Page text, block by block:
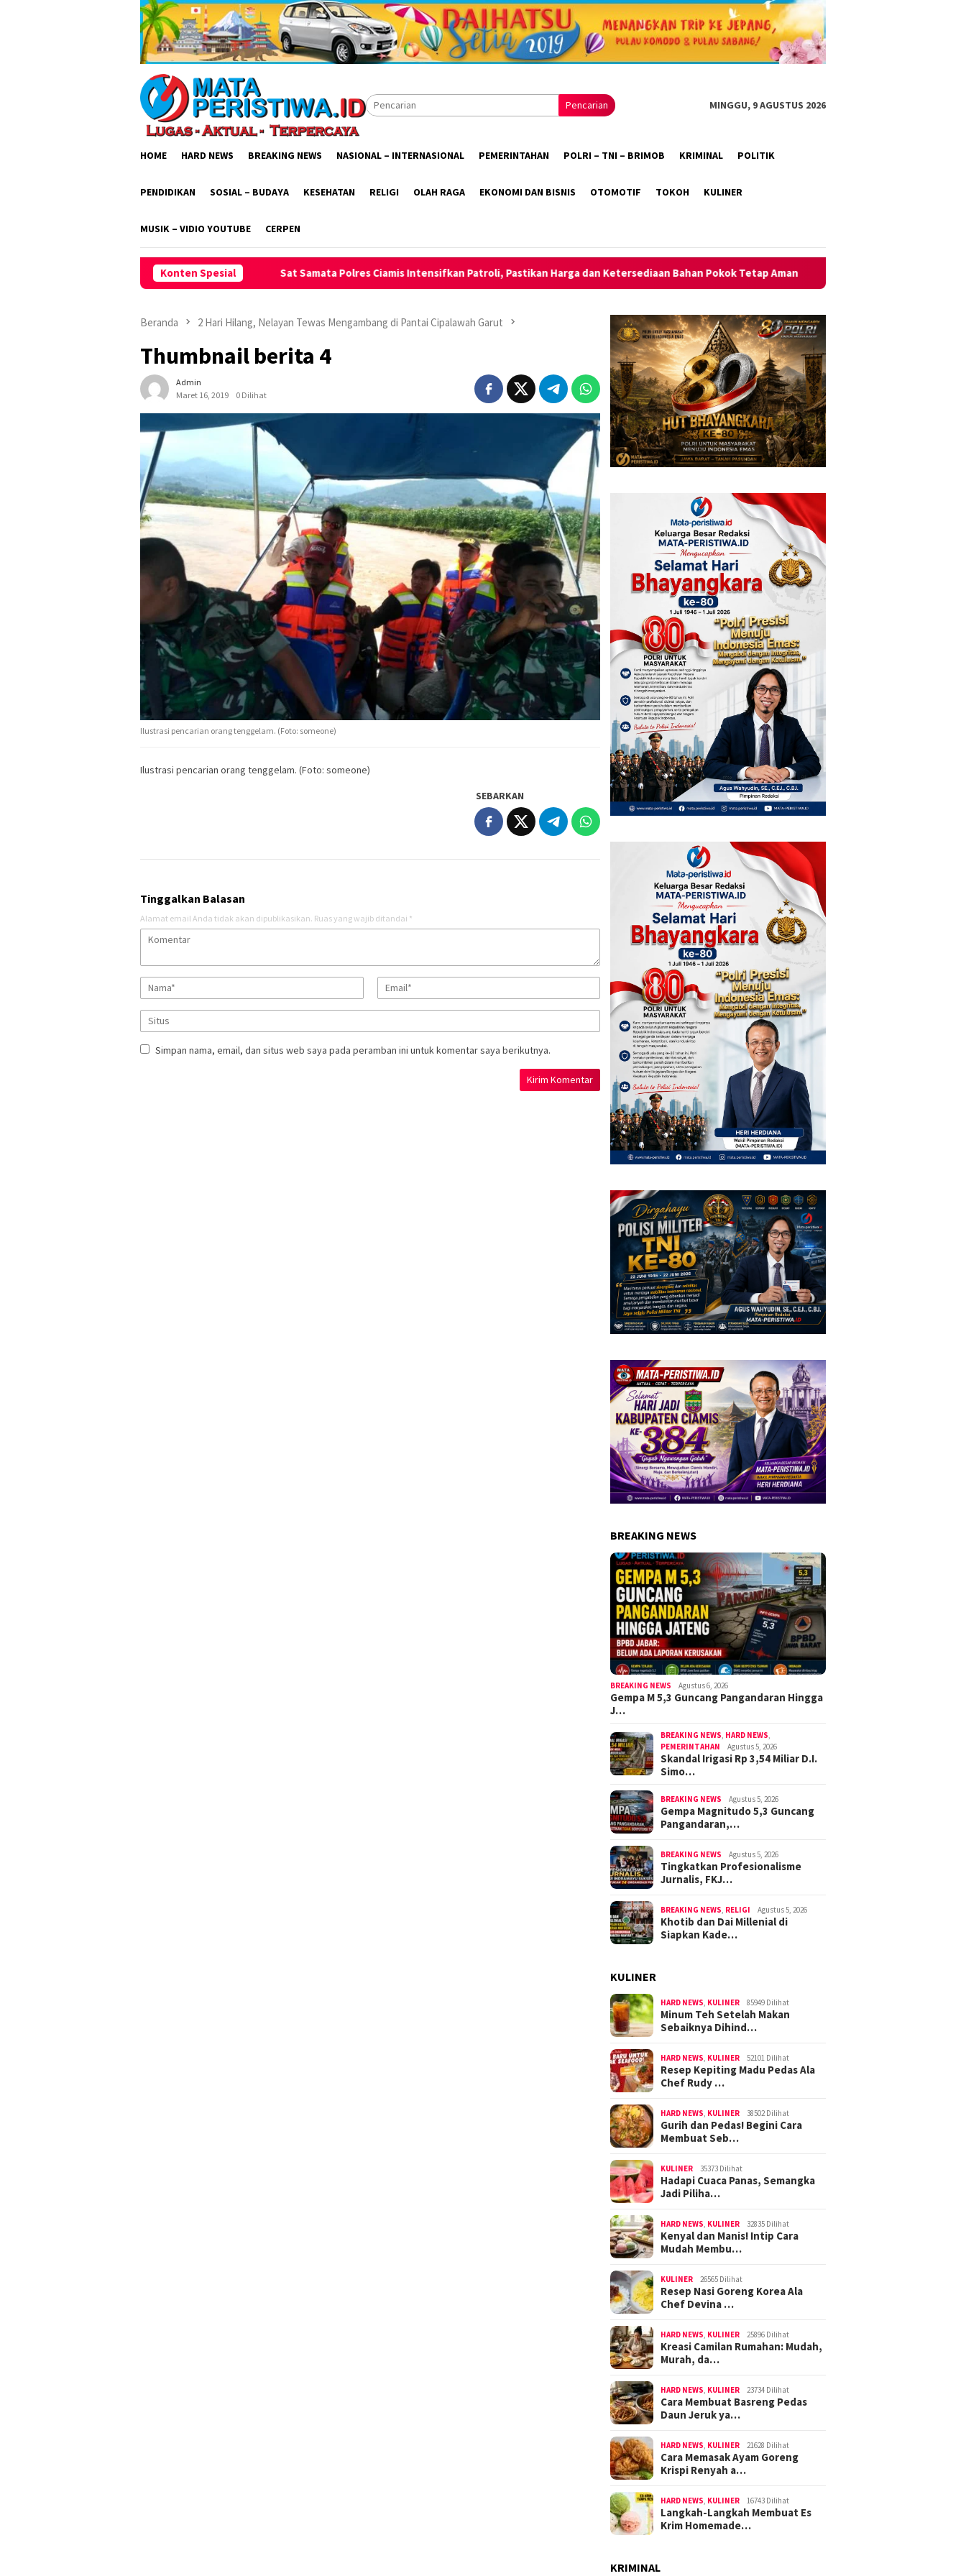
Pencarian MINGGU, 9 AGUSTUS 2026
HOME HARD NEWS BREAKING NEWS NASIONAL – INTERNASIONAL PEMERINTAHAN POLRI – TNI – BRIMOB KRIMINAL POLITIK
PENDIDIKAN SOSIAL – BUDAYA KESEHATAN RELIGI OLAH RAGA EKONOMI DAN BISNIS OTOMOTIF TOKOH KULINER
MUSIK – VIDIO YOUTUBE CERPEN
Konten Spesial
Sat Samata Polres Ciamis Intensifkan Patroli, Pastikan Harga dan Ketersediaan Bahan Pokok Tetap Aman Polsek Kawali Pastikan Jalan Sehat HUT RI ke-81 di
Beranda 2 Hari Hilang, Nelayan Tewas Mengambang di Pantai Cipalawah Garut
Thumbnail berita 4
Admin
Maret 16, 2019
0 Dilihat
Ilustrasi pencarian orang tenggelam. (Foto: someone)
Ilustrasi pencarian orang tenggelam. (Foto: someone)
SEBARKAN
Tinggalkan Balasan
Alamat email Anda tidak akan dipublikasikan. Ruas yang wajib ditandai *
Simpan nama, email, dan situs web saya pada peramban ini untuk komentar saya berikutnya.
BREAKING NEWS
BREAKING NEWS Agustus 6, 2026
Gempa M 5,3 Guncang Pangandaran Hingga
J…
BREAKING NEWS HARD NEWS
PEMERINTAHAN
Agustus 5, 2026
Skandal Irigasi Rp 3,54 Miliar D.I.
Simo…
BREAKING NEWS Agustus 5, 2026
Gempa Magnitudo 5,3 Guncang
Pangandaran,…
BREAKING NEWS Agustus 5, 2026
Tingkatkan Profesionalisme
Jurnalis, FKJ…
BREAKING NEWS RELIGI Agustus 5, 2026
Khotib dan Dai Millenial di
Siapkan Kade…
KULINER
HARD NEWS KULINER 85949 Dilihat
Minum Teh Setelah Makan
Sebaiknya Dihind…
HARD NEWS KULINER 52101 Dilihat
Resep Kepiting Madu Pedas Ala
Chef Rudy …
HARD NEWS KULINER 38502 Dilihat
Gurih dan Pedas! Begini Cara
Membuat Seb…
KULINER 35373 Dilihat
Hadapi Cuaca Panas, Semangka
Jadi Piliha…
HARD NEWS KULINER 32835 Dilihat
Kenyal dan Manis! Intip Cara
Mudah Membu…
KULINER 26565 Dilihat
Resep Nasi Goreng Korea Ala
Chef Devina …
HARD NEWS KULINER 25896 Dilihat
Kreasi Camilan Rumahan: Mudah,
Murah, da…
HARD NEWS KULINER 23734 Dilihat
Cara Membuat Basreng Pedas
Daun Jeruk ya…
HARD NEWS KULINER 21628 Dilihat
Cara Memasak Ayam Goreng
Krispi Renyah a…
HARD NEWS KULINER 16743 Dilihat
Langkah-Langkah Membuat Es
Krim Homemade…
KRIMINAL